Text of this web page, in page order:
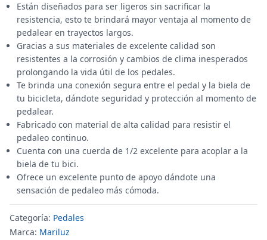
Están diseñados para ser ligeros sin sacrificar la
resistencia, esto te brindará mayor ventaja al momento de
pedalear en trayectos largos.
Gracias a sus materiales de excelente calidad son
resistentes a la corrosión y cambios de clima inesperados
prolongando la vida útil de los pedales.
Te brinda una conexión segura entre el pedal y la biela de
tu bicicleta, dándote seguridad y protección al momento de
pedalear.
Fabricado con material de alta calidad para resistir el
pedaleo continuo.
Cuenta con una cuerda de 1/2 excelente para acoplar a la
biela de tu bici.
Ofrece un excelente punto de apoyo dándote una
sensación de pedaleo más cómoda.
Categoría: Pedales
Marca: Mariluz